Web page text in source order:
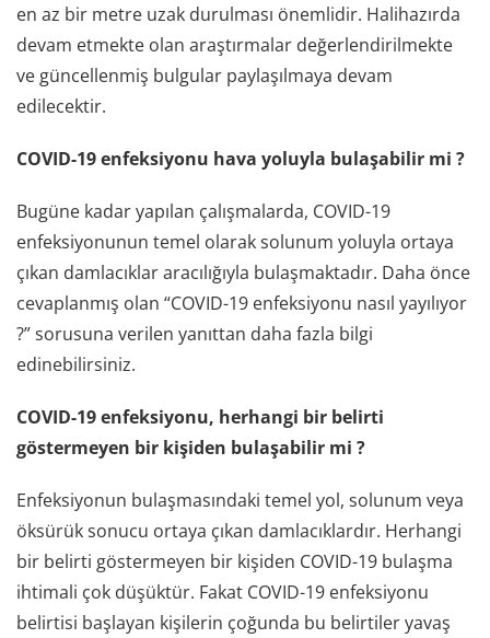
en az bir metre uzak durulması önemlidir. Halihazırda
devam etmekte olan araştırmalar değerlendirilmekte
ve güncellenmiş bulgular paylaşılmaya devam
edilecektir.
COVID-19 enfeksiyonu hava yoluyla bulaşabilir mi ?
Bugüne kadar yapılan çalışmalarda, COVID-19
enfeksiyonunun temel olarak solunum yoluyla ortaya
çıkan damlacıklar aracılığıyla bulaşmaktadır. Daha önce
cevaplanmış olan “COVID-19 enfeksiyonu nasıl yayılıyor
?” sorusuna verilen yanıttan daha fazla bilgi
edinebilirsiniz.
COVID-19 enfeksiyonu, herhangi bir belirti
göstermeyen bir kişiden bulaşabilir mi ?
Enfeksiyonun bulaşmasındaki temel yol, solunum veya
öksürük sonucu ortaya çıkan damlacıklardır. Herhangi
bir belirti göstermeyen bir kişiden COVID-19 bulaşma
ihtimali çok düşüktür. Fakat COVID-19 enfeksiyonu
belirtisi başlayan kişilerin çoğunda bu belirtiler yavaş